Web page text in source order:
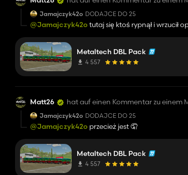
Jamajczyk42o DODAJCE DO 25
@Jamajczyk42o tutaj się ktoś rypnął i wrzucił
Metaltech DBL Pack
4 557
Matt26 hat auf einen Kommentar zu einem
Jamajczyk42o DODAJCE DO 25
@Jamajczyk42o przecież jest 🤦
Metaltech DBL Pack
4 557